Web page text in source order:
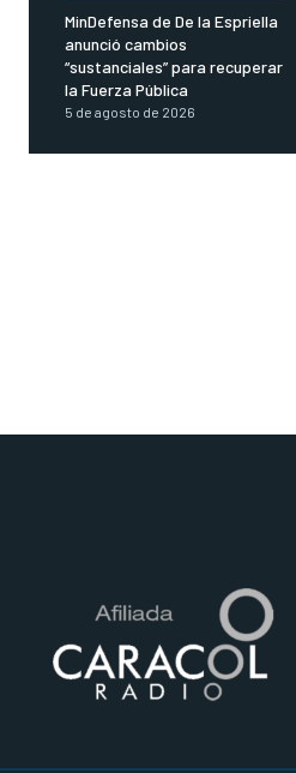
MinDefensa de De la Espriella
anunció cambios
“sustanciales” para recuperar
la Fuerza Pública
5 de agosto de 2026